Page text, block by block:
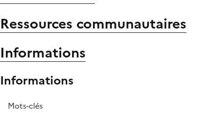
Ressources communautaires
Informations
Informations
Mots-clés